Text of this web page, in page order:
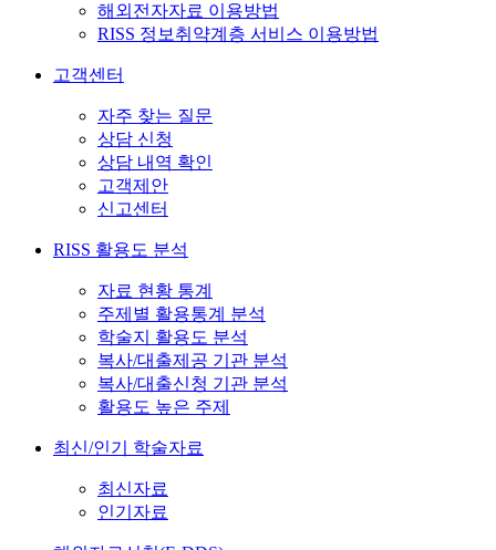
해외전자자료 이용방법
RISS 정보취약계층 서비스 이용방법
고객센터
자주 찾는 질문
상담 신청
상담 내역 확인
고객제안
신고센터
RISS 활용도 분석
자료 현황 통계
주제별 활용통계 분석
학술지 활용도 분석
복사/대출제공 기관 분석
복사/대출신청 기관 분석
활용도 높은 주제
최신/인기 학술자료
최신자료
인기자료